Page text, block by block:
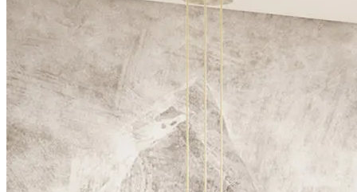
Salón
Estanterías
Estanterías de TV
Macetas
Mesas Auxiliares
Mesas de Centro
Muebles de TV
Comedor